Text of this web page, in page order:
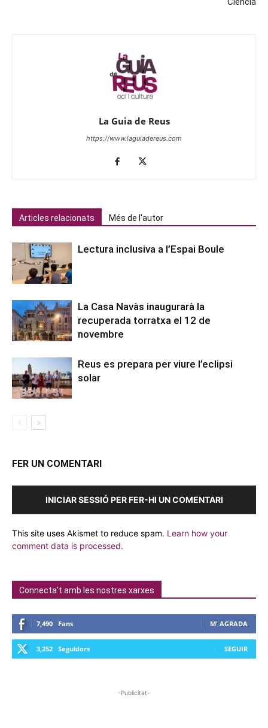
La Guia de Reus
https://www.laguiadereus.com
Articles relacionats Més de l'autor
Lectura inclusiva a l’Espai Boule
La Casa Navàs inaugurarà la
recuperada torratxa el 12 de
novembre
Reus es prepara per viure l’eclipsi
solar
FER UN COMENTARI
INICIAR SESSIÓ PER FER-HI UN COMENTARI
This site uses Akismet to reduce spam. Learn how your
comment data is processed.
Connecta't amb les nostres xarxes
7,490 Fans M' AGRADA
3,252 Seguidors SEGUIR
-Publicitat-